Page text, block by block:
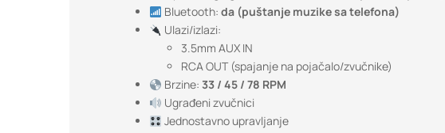
Bluetooth: da (puštanje muzike sa telefona)
Ulazi/izlazi:
3.5mm AUX IN
RCA OUT (spajanje na pojačalo/zvučnike)
Brzine: 33 / 45 / 78 RPM
Ugrađeni zvučnici
Jednostavno upravljanje